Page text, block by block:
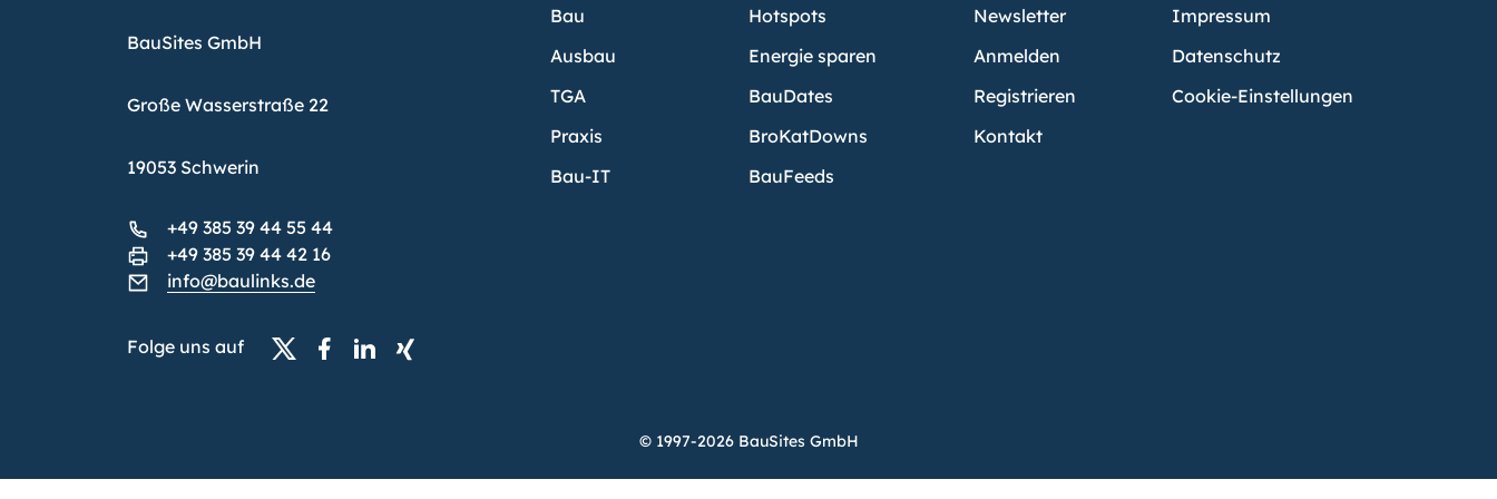
BauSites GmbH
Große Wasserstraße 22
19053 Schwerin
+49 385 39 44 55 44
+49 385 39 44 42 16
info@baulinks.de
Folge uns auf
Bau
Ausbau
TGA
Praxis
Bau-IT
Hotspots
Energie sparen
BauDates
BroKatDowns
BauFeeds
Newsletter
Anmelden
Registrieren
Kontakt
Impressum
Datenschutz
Cookie-Einstellungen
© 1997-2026 BauSites GmbH